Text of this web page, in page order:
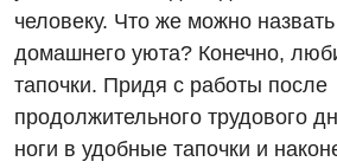
человеку. Что же можно
домашнего уюта? Конечно,
тапочки. Придя с работы после
продолжительного трудового
ноги в удобные тапочки и